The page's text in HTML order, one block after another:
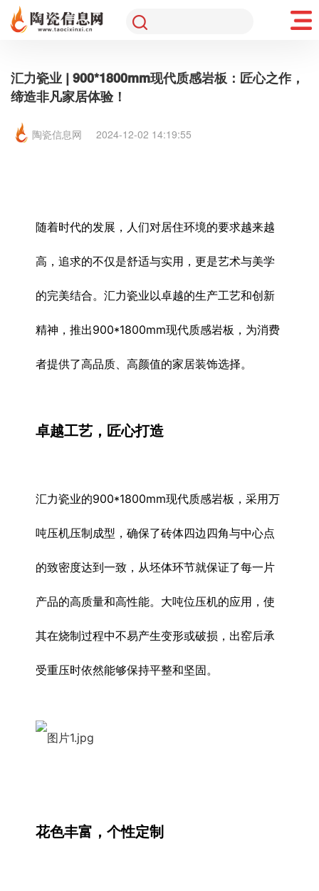
汇力瓷业 | 900*1800mm现代质感岩板：匠心之作，
缔造非凡家居体验！
陶瓷信息网 2024-12-02 14:19:55
随着时代的发展，人们对居住环境的要求越来越
高，追求的不仅是舒适与实用，更是艺术与美学
的完美结合。汇力瓷业以卓越的生产工艺和创新
精神，推出900*1800mm现代质感岩板，为消费
者提供了高品质、高颜值的家居装饰选择。
卓越工艺，匠心打造
汇力瓷业的900*1800mm现代质感岩板，采用万
吨压机压制成型，确保了砖体四边四角与中心点
的致密度达到一致，从坯体环节就保证了每一片
产品的高质量和高性能。大吨位压机的应用，使
其在烧制过程中不易产生变形或破损，出窑后承
受重压时依然能够保持平整和坚固。
花色丰富，个性定制